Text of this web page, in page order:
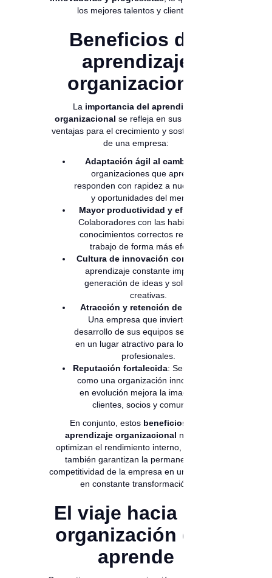
los mejores talentos y clientes.
Beneficios del
aprendizaje
organizacional
La importancia del aprendizaje
organizacional se refleja en sus múltiples
ventajas para el crecimiento y sostenibilidad
de una empresa:
Adaptación ágil al cambio
organizaciones que aprenden
responden con rapidez a nuevos retos
y oportunidades del mercado.
Mayor productividad y eficiencia
Colaboradores con las habilidades y
conocimientos correctos realizan su
trabajo de forma más efectiva.
Cultura de innovación continua
aprendizaje constante impulsa la
generación de ideas y soluciones
creativas.
Atracción y retención de talento
Una empresa que invierte en el
desarrollo de sus equipos se convierte
en un lugar atractivo para los mejores
profesionales.
Reputación fortalecida: Ser percibida
como una organización innovadora y
en evolución mejora la imagen ante
clientes, socios y comunidad.
En conjunto, estos beneficios del
aprendizaje organizacional no solo
optimizan el rendimiento interno, sino que
también garantizan la permanencia y
competitividad de la empresa en un mercado
en constante transformación.
El viaje hacia una
organización que
aprende